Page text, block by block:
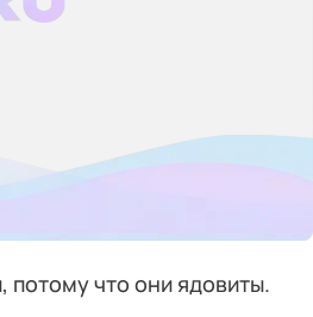
потому что они ядовиты.